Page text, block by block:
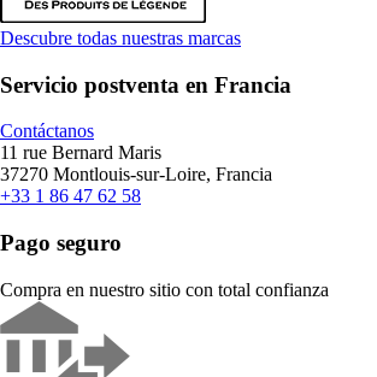
Descubre todas nuestras marcas
Servicio postventa en Francia
Contáctanos
11 rue Bernard Maris
37270 Montlouis-sur-Loire, Francia
+33 1 86 47 62 58
Pago seguro
Compra en nuestro sitio con total confianza